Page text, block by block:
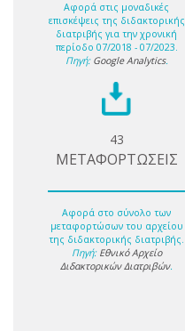
Αφορά στις μοναδικές
επισκέψεις της διδακτορικής
διατριβής για την χρονική
περίοδο 07/2018 - 07/2023.
Πηγή: Google Analytics.
43
ΜΕΤΑΦΟΡΤΩΣΕΙΣ
Αφορά στο σύνολο των
μεταφορτώσων του αρχείου
της διδακτορικής διατριβής.
Πηγή: Εθνικό Αρχείο
Διδακτορικών Διατριβών.